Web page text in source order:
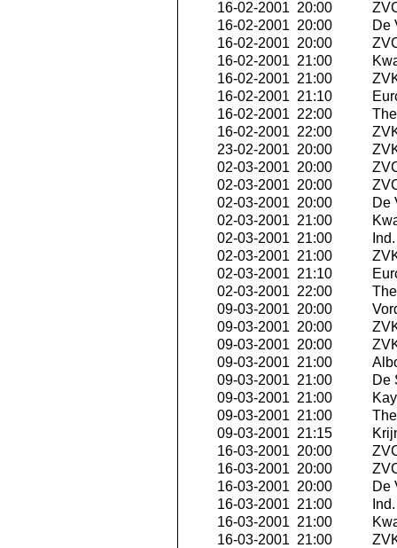
16-02-2001 20:00
16-02-2001 20:00
De
16-02-2001 20:00
16-02-2001 21:00
16-02-2001 21:00
16-02-2001 21:10
16-02-2001 22:00
16-02-2001 22:00
23-02-2001 20:00
02-03-2001 20:00
02-03-2001 20:00
02-03-2001 20:00
De
02-03-2001 21:00
02-03-2001 21:00
02-03-2001 21:00
02-03-2001 21:10
02-03-2001 22:00
09-03-2001 20:00
09-03-2001 20:00
09-03-2001 20:00
09-03-2001 21:00
09-03-2001 21:00
De
09-03-2001 21:00
09-03-2001 21:00
09-03-2001 21:15
16-03-2001 20:00
16-03-2001 20:00
16-03-2001 20:00
De
16-03-2001 21:00
16-03-2001 21:00
16-03-2001 21:00